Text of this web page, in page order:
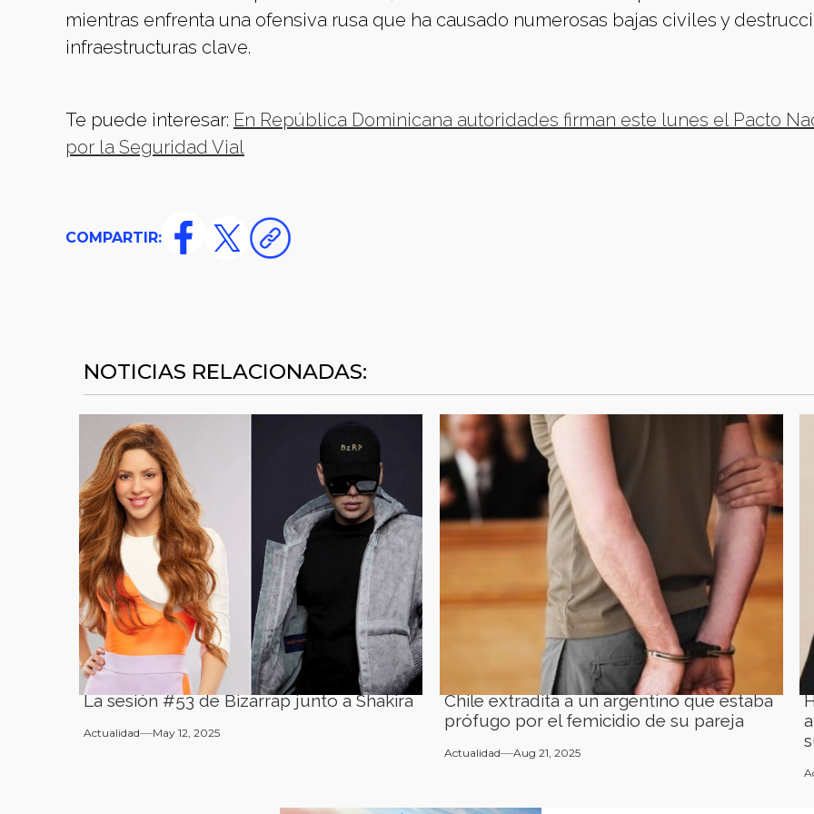
mientras enfrenta una ofensiva rusa que ha causado numerosas bajas civiles y
infraestructuras clave.
Te puede interesar: En República Dominicana autoridades firman este lunes el Pacto
por la Seguridad Vial
COMPARTIR:
NOTICIAS RELACIONADAS:
La sesión #53 de Bizarrap junto a Shakira
Actualidad May 12, 2025
Chile extradita a un argentino que estaba
prófugo por el femicidio de su pareja
Actualidad Aug 21, 2025